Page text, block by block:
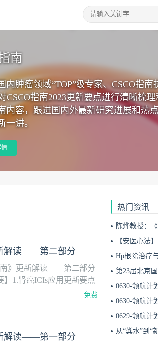
南
内肿瘤领域“TOP”级专家、CSCO指南
CSCO指南2023更新要点进行清晰梳
内容，跟进国内外最新研究进展和热
一讲。
情
解读——第二部分
南》更新解读——第二部分
】1.肾癌ICIs应用更新要点
点4.复发或转移性子宫内
免费
解读——第一部分
热门资讯